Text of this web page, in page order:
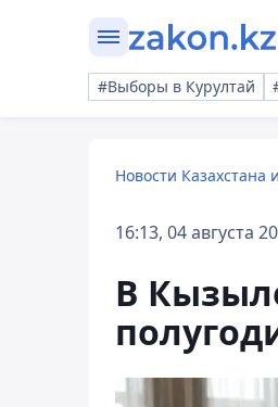
#Выборы в Курултай
Новости Казахстана
16:13, 04 августа
В